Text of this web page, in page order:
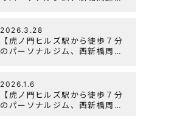
ペーン』実施中！
2026.3.28
【虎ノ門ヒルズ駅から徒歩７分
のパーソナルジム、西新橋周
トレーニング記事の監修をしま
した
2026.1.6
【虎ノ門ヒルズ駅から徒歩７分
のパーソナルジム、西新橋周